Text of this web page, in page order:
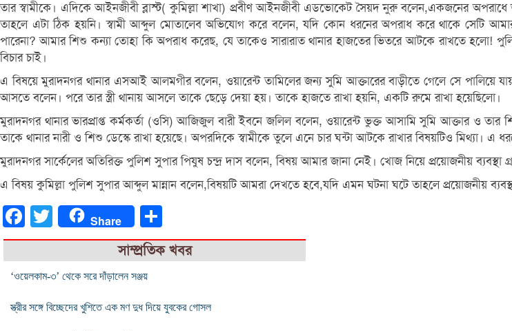
তার স্বামীকে। এদিকে আইনজীবী ব্লাস্ট( কুমিল্লা শাখা) প্রবীণ আইনজীবী এডভোকেট সৈয়দ নুরু বলেন,একজনের
তাহলে এটা ঠিক হয়নি। স্বামী আব্দুল মোতালেব অভিযোগ করে বলেন, যদি কোন ধরনের অপরাধ করে থাকে সেটি
পারেনা? আমার শিশু কন্যা তোহা কি অপরাধ করেছ, যে তাকেও সারারাত থানার হাজতের ভিতরে আটকে রাখতে হলো!
বিচার চাই।
এ বিষয়ে মুরাদনগর থানার এসআই আলমগীর বলেন, ওয়ারেন্ট তামিলের জন্য সুমি আক্তারের বাড়ীতে গেলে সে পালিয়ে
আসতে বলেন। পরে তার স্ত্রী থানায় আসলে তাকে ছেড়ে দেয়া হয়। তাকে হাজতে রাখা হয়নি, একটি রুমে রাখা হয়েছিলো।
মুরাদনগর থানার ভারপ্রাপ্ত কর্মকর্তা (ওসি) আজিজুল বারী ইবনে জলিল বলেন, ওয়ারেন্ট ভুক্ত আসামি সুমি আক্তার ও তার
তাকে থানার নারী ও শিশু ডেস্কে রাখা হয়েছে। অপরদিকে স্বামীকে তুলে এনে চার ঘন্টা আটকে রাখার বিষয়টিও মিথ্যা। এ
মুরাদনগর সার্কেলের অতিরিক্ত পুলিশ সুপার পিযুষ চন্দ্র দাস বলেন, বিষয় আমার জানা নেই। খোজ নিয়ে প্রয়োজনীয় ব্যবস্থা
এ বিষয় কুমিল্লা পুলিশ সুপার আব্দুল মান্নান বলেন,বিষয়টি আমরা দেখতে হবে,যদি এমন ঘটনা ঘটে তাহলে প্রয়োজনীয়
FacebookTwitter Share
সাম্প্রতিক খবর
‘ওয়েলকাম-৩’ থেকে সরে দাঁড়ালেন সঞ্জয়
স্ত্রীর সঙ্গে বিচ্ছেদের খুশিতে এক মণ দুধ দিয়ে যুবকের গোসল